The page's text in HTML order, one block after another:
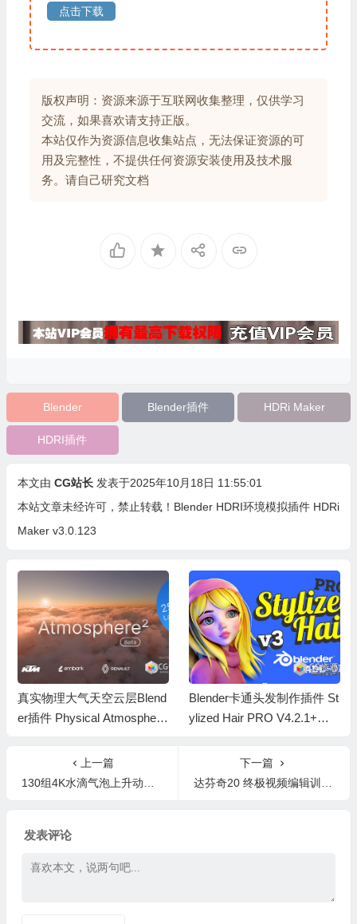
点击下载
版权声明：资源来源于互联网收集整理，仅供学习
交流，如果喜欢请支持正版。
本站仅作为资源信息收集站点，无法保证资源的可
用及完整性，不提供任何资源安装使用及技术服
务。请自己研究文档
Blender Blender插件 HDRi Maker
HDRI插件
本文由 CG站长 发表于2025年10月18日 11:55:01
本站文章未经许可，禁止转载！ Blender HDRI环境模拟插件 HDRi
Maker v3.0.123
真实物理大气天空云层Blend
er插件 Physical Atmosphere
Blender卡通头发制作插件 St
ylized Hair PRO V4.2.1+使
上一篇
130组4K水滴气泡上升动画特效合成高清视频素材 BB v38
下一篇
达芬奇20 终极视频编辑训练营色彩校正颜色分级视觉效果视频教程+中英文字幕
发表评论